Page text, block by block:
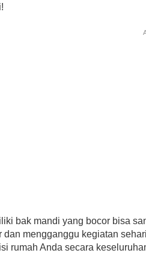
bak mandi yang bocor bisa
dan mengganggu kegiatan
rumah Anda secara